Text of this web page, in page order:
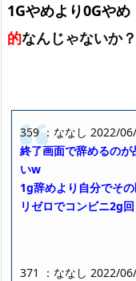
1Gやめより0Gやめ
的なんじゃないか？
359 ：ななし 2022/
終了画面で辞めるの
いw
1g辞めより自分でそ
リゼロでコンビニ2g
371 ：ななし 2022/